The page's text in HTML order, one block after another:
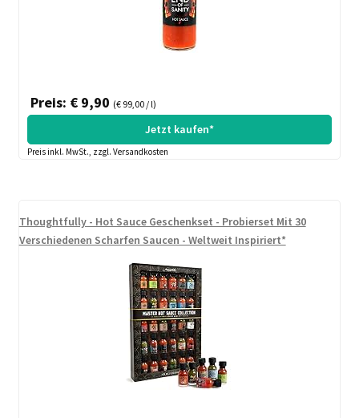
Preis: € 9,90 (€ 99,00 / l)
Jetzt kaufen*
Preis inkl. MwSt., zzgl. Versandkosten
Thoughtfully - Hot Sauce Geschenkset - Probierset Mit 30
Verschiedenen Scharfen Saucen - Weltweit Inspiriert*